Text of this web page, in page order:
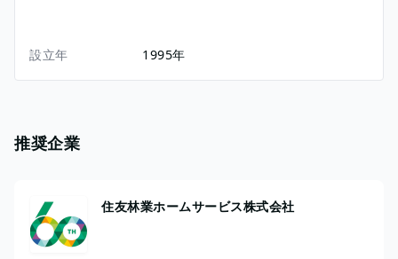
設立年 1995年
推奨企業
住友林業ホームサービス株式会社